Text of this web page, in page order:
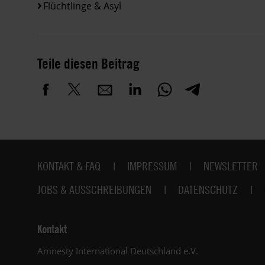
Flüchtlinge & Asyl
Teile diesen Beitrag
Fußbereich
KONTAKT & FAQ IMPRESSUM NEWSLETTER
JOBS & AUSSCHREIBUNGEN
DATENSCHUTZ
Kontakt
Amnesty International Deutschland e.V.